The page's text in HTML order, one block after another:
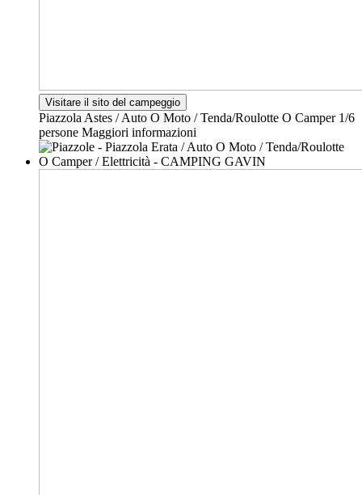
Visitare il sito del campeggio
Piazzola Astes / Auto O Moto / Tenda/Roulotte O Camper 1/6
persone Maggiori informazioni